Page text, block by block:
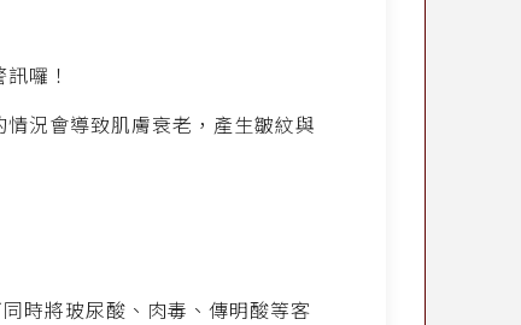
囉！
況會導致肌膚衰老，產生皺紋與
時將玻尿酸、肉毒、傳明酸等客